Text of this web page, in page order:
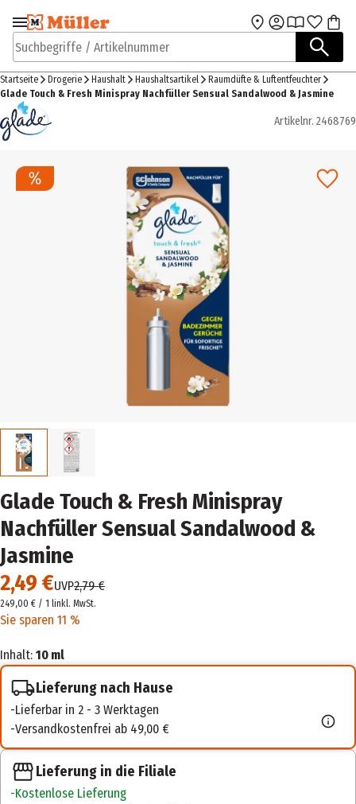
Zur Navigation
springen
Zum Hauptinhalt
Suchbegriffe / Artikelnummer
Startseite Drogerie Haushalt Haushaltsartikel
Raumdüfte & Luftentfeuchter
Glade Touch & Fresh Minispray Nachfüller Sensual Sandalwood & Jasmine
Artikelnr. 2468769
Glade Touch & Fresh Minispray
Nachfüller Sensual Sandalwood &
Jasmine
2,49 €UVP2,79 €
249,00 € / 1 linkl. MwSt.
Sie sparen 11 %
Inhalt: 10 ml
Lieferung nach Hause
Lieferbar in 2 - 3 Werktagen
Versandkostenfrei ab 49,00 €
Lieferung in die Filiale
Kostenlose Lieferung